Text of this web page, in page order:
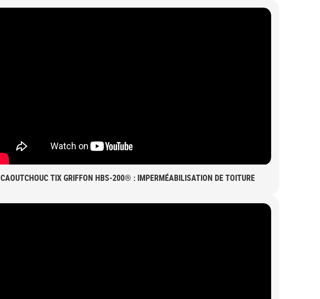
CAOUTCHOUC TIX GRIFFON HBS-200® : IMPERMÉABILISATION DE TOITURE